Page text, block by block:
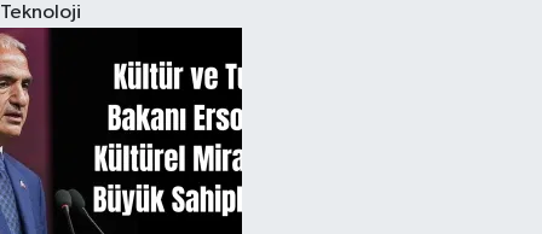
Teknoloji